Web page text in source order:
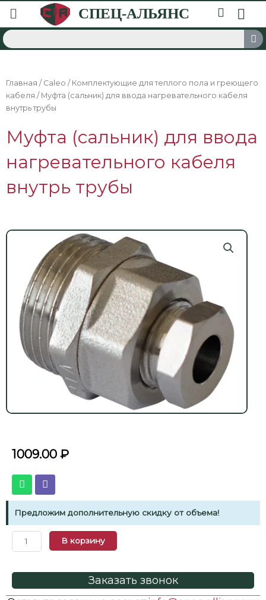
Главная / Caleo / Комплектующие для теплого пола и греющего
кабеля / Муфта (сальник) для ввода нагревательного кабеля
внутрь трубы
Муфта (сальник) для ввода
нагревательного кабеля
внутрь трубы
1009.00 ₽
Предложим дополнительную скидку от объема!
В корзину
Заказать звонок